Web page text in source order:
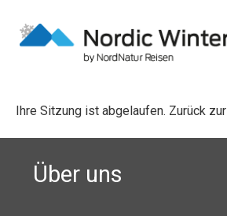
Ihre Sitzung ist abgelaufen. Zurück zur
Über uns